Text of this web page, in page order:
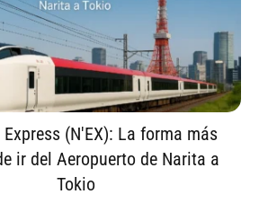
(N'EX): La forma más
ir del Aeropuerto de Narita a
Tokio